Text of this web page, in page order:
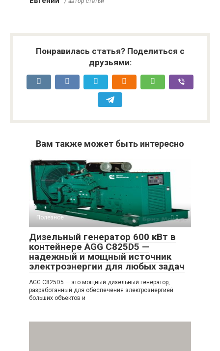
Понравилась статья? Поделиться с
друзьями:
Вам также может быть интересно
Полезное 0
Дизельный генератор 600 кВт в
контейнере AGG C825D5 —
надежный и мощный источник
электроэнергии для любых задач
AGG C825D5 — это мощный дизельный генератор,
разработанный для обеспечения электроэнергией
больших объектов и